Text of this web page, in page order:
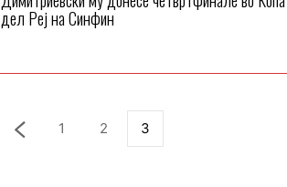
дел Реј на Синфин
1 2 3